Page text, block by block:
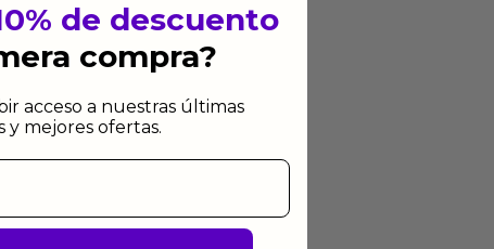
de descuento
compra?
acceso a nuestras últimas
y mejores ofertas.